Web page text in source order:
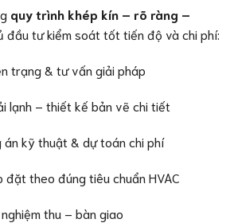
quy trình khép kín – rõ ràng –
đầu tư kiểm soát tốt tiến độ và chi phí:
trạng & tư vấn giải pháp
lạnh – thiết kế bản vẽ chi tiết
án kỹ thuật & dự toán chi phí
đặt theo đúng tiêu chuẩn HVAC
thu – bàn giao